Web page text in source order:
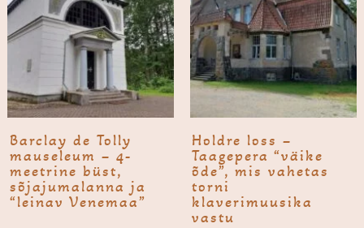
Barclay de Tolly
mauseleum – 4-
meetrine büst,
sõjajumalanna ja
“leinav Venemaa”
Holdre loss –
Taagepera “väike
õde”, mis vahetas
torni
klaverimuusika
vastu